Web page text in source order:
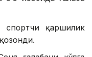
спортчи қаршилик